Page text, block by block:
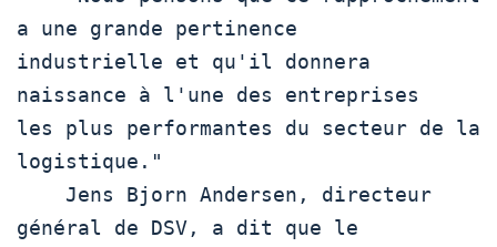
a une grande pertinence
industrielle et qu'il donnera
naissance à l'une des entreprises
les plus performantes du secteur de la
logistique."
général de DSV, a dit que le